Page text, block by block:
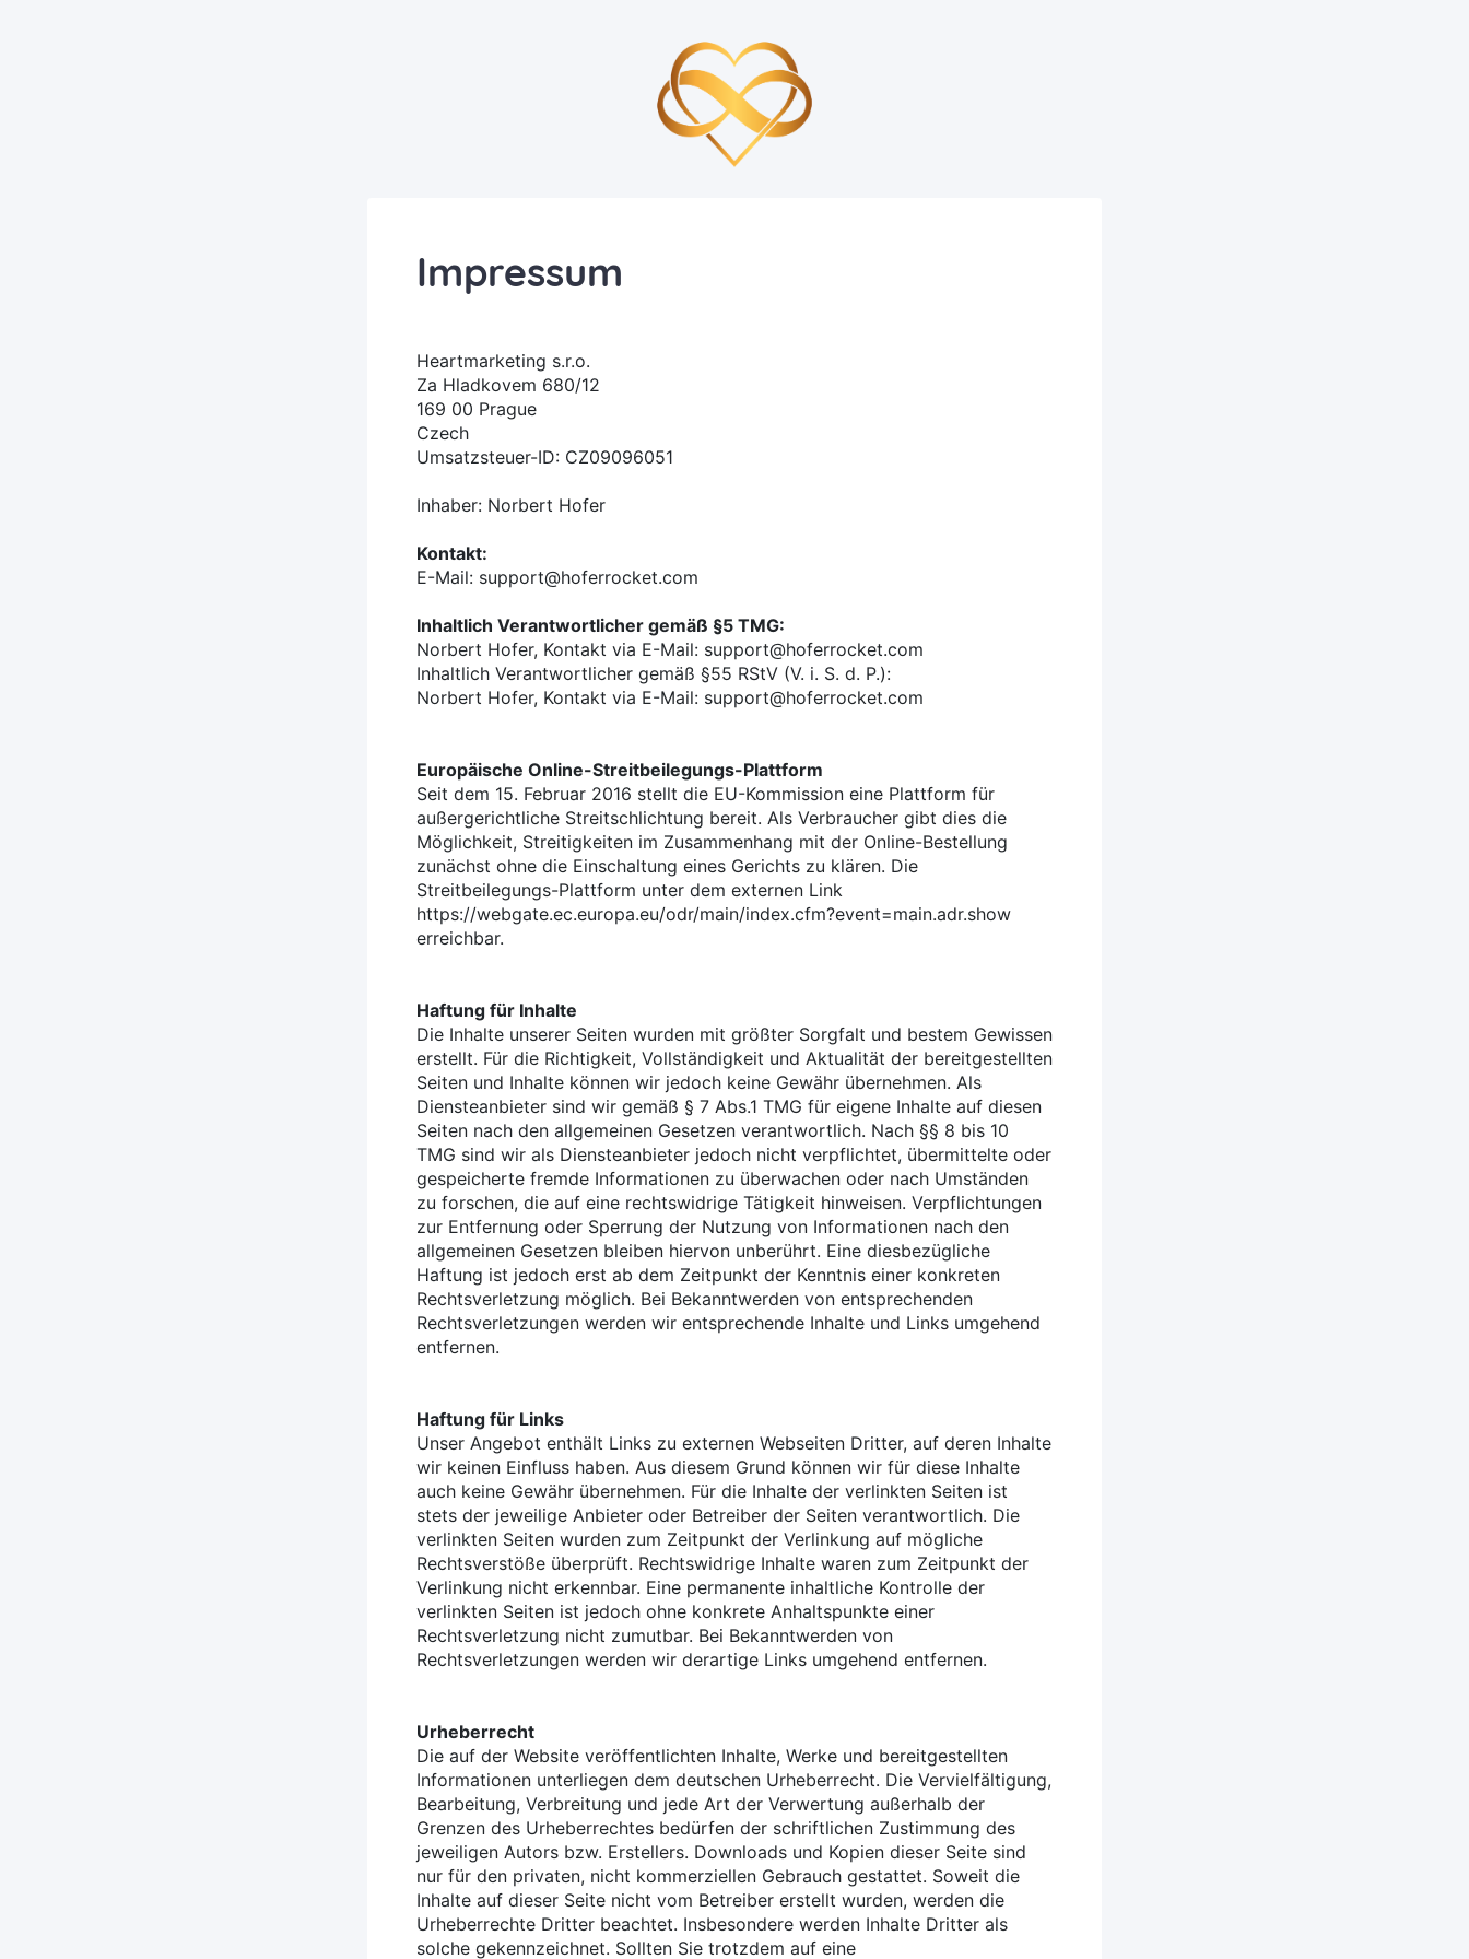
Impressum
Heartmarketing s.r.o.
Za Hladkovem 680/12
169 00 Prague
Czech
Umsatzsteuer-ID: CZ09096051
Inhaber: Norbert Hofer
Kontakt:
E-Mail: support@hoferrocket.com
Inhaltlich Verantwortlicher gemäß §5 TMG:
Norbert Hofer, Kontakt via E-Mail: support@hoferrocket.com
Inhaltlich Verantwortlicher gemäß §55 RStV (V. i. S. d. P.):
Norbert Hofer, Kontakt via E-Mail: support@hoferrocket.com
Europäische Online-Streitbeilegungs-Plattform
Seit dem 15. Februar 2016 stellt die EU-Kommission eine Plattform für
außergerichtliche Streitschlichtung bereit. Als Verbraucher gibt dies die
Möglichkeit, Streitigkeiten im Zusammenhang mit der Online-Bestellung
zunächst ohne die Einschaltung eines Gerichts zu klären. Die
Streitbeilegungs-Plattform unter dem externen Link
https://webgate.ec.europa.eu/odr/main/index.cfm?event=main.adr.show
erreichbar.
Haftung für Inhalte
Die Inhalte unserer Seiten wurden mit größter Sorgfalt und bestem Gewissen
erstellt. Für die Richtigkeit, Vollständigkeit und Aktualität der bereitgestellten
Seiten und Inhalte können wir jedoch keine Gewähr übernehmen. Als
Diensteanbieter sind wir gemäß § 7 Abs.1 TMG für eigene Inhalte auf diesen
Seiten nach den allgemeinen Gesetzen verantwortlich. Nach §§ 8 bis 10
TMG sind wir als Diensteanbieter jedoch nicht verpflichtet, übermittelte oder
gespeicherte fremde Informationen zu überwachen oder nach Umständen
zu forschen, die auf eine rechtswidrige Tätigkeit hinweisen. Verpflichtungen
zur Entfernung oder Sperrung der Nutzung von Informationen nach den
allgemeinen Gesetzen bleiben hiervon unberührt. Eine diesbezügliche
Haftung ist jedoch erst ab dem Zeitpunkt der Kenntnis einer konkreten
Rechtsverletzung möglich. Bei Bekanntwerden von entsprechenden
Rechtsverletzungen werden wir entsprechende Inhalte und Links umgehend
entfernen.
Haftung für Links
Unser Angebot enthält Links zu externen Webseiten Dritter, auf deren Inhalte
wir keinen Einfluss haben. Aus diesem Grund können wir für diese Inhalte
auch keine Gewähr übernehmen. Für die Inhalte der verlinkten Seiten ist
stets der jeweilige Anbieter oder Betreiber der Seiten verantwortlich. Die
verlinkten Seiten wurden zum Zeitpunkt der Verlinkung auf mögliche
Rechtsverstöße überprüft. Rechtswidrige Inhalte waren zum Zeitpunkt der
Verlinkung nicht erkennbar. Eine permanente inhaltliche Kontrolle der
verlinkten Seiten ist jedoch ohne konkrete Anhaltspunkte einer
Rechtsverletzung nicht zumutbar. Bei Bekanntwerden von
Rechtsverletzungen werden wir derartige Links umgehend entfernen.
Urheberrecht
Die auf der Website veröffentlichten Inhalte, Werke und bereitgestellten
Informationen unterliegen dem deutschen Urheberrecht. Die Vervielfältigung,
Bearbeitung, Verbreitung und jede Art der Verwertung außerhalb der
Grenzen des Urheberrechtes bedürfen der schriftlichen Zustimmung des
jeweiligen Autors bzw. Erstellers. Downloads und Kopien dieser Seite sind
nur für den privaten, nicht kommerziellen Gebrauch gestattet. Soweit die
Inhalte auf dieser Seite nicht vom Betreiber erstellt wurden, werden die
Urheberrechte Dritter beachtet. Insbesondere werden Inhalte Dritter als
solche gekennzeichnet. Sollten Sie trotzdem auf eine